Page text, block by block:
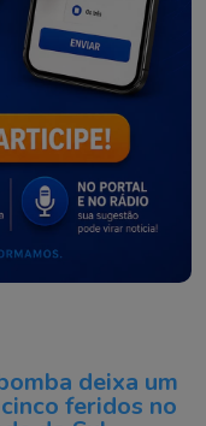
deixa um
feridos no